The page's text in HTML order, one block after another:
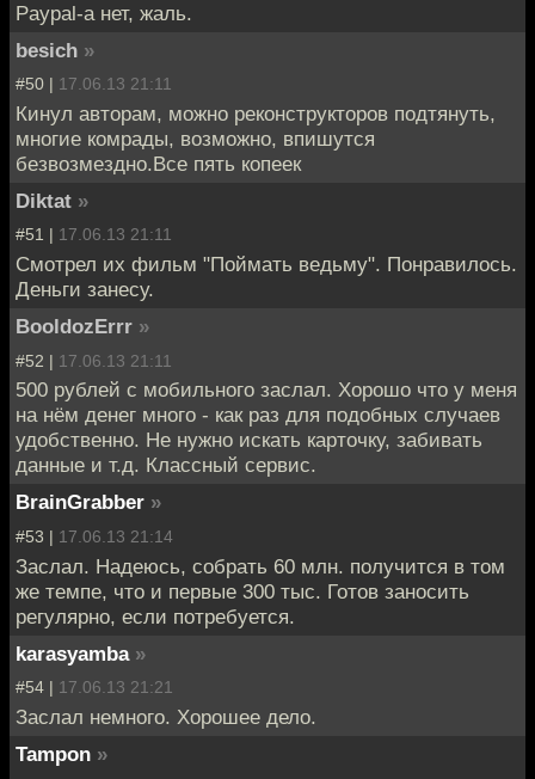
Paypal-а нет, жаль.
besich »
#50 | 17.06.13 21:11
Кинул авторам, можно реконструкторов подтянуть,
многие комрады, возможно, впишутся
безвозмездно.Все пять копеек
Diktat »
#51 | 17.06.13 21:11
Смотрел их фильм "Поймать ведьму". Понравилось.
Деньги занесу.
BooldozErrr »
#52 | 17.06.13 21:11
500 рублей с мобильного заслал. Хорошо что у меня
на нём денег много - как раз для подобных случаев
удобственно. Не нужно искать карточку, забивать
данные и т.д. Классный сервис.
BrainGrabber »
#53 | 17.06.13 21:14
Заслал. Надеюсь, собрать 60 млн. получится в том
же темпе, что и первые 300 тыс. Готов заносить
регулярно, если потребуется.
karasyamba »
#54 | 17.06.13 21:21
Заслал немного. Хорошее дело.
Tampon »